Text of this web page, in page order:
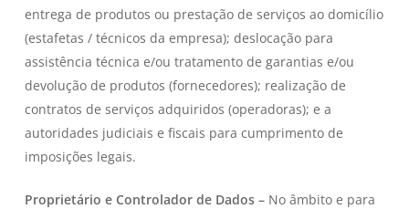
entrega de produtos ou prestação de serviços ao domicílio
(estafetas / técnicos da empresa); deslocação para
assistência técnica e/ou tratamento de garantias e/ou
devolução de produtos (fornecedores); realização de
contratos de serviços adquiridos (operadoras); e a
autoridades judiciais e fiscais para cumprimento de
imposições legais.
Proprietário e Controlador de Dados – No âmbito e para